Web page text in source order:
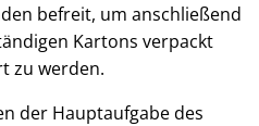
befreit, um anschließend
Kartons verpackt
zu werden.
der Hauptaufgabe des